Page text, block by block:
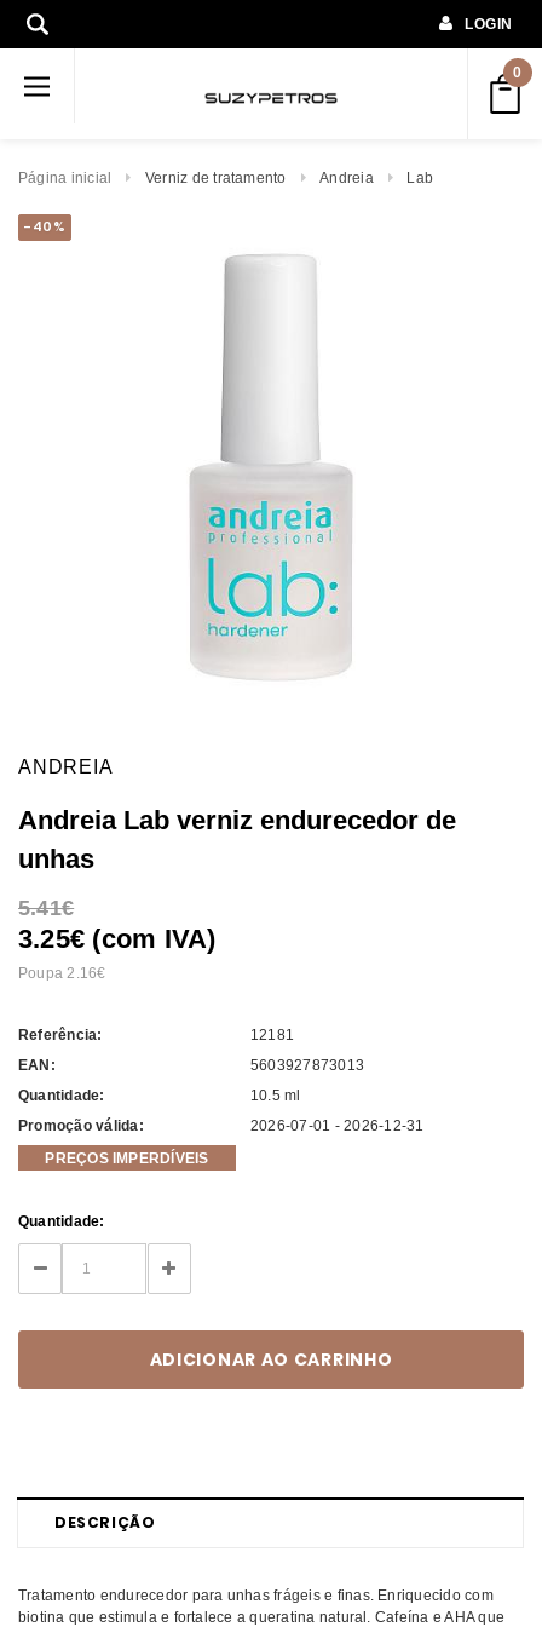
LOGIN
0
Página inicial Verniz de tratamento Andreia Lab
-40%
ANDREIA
Andreia Lab verniz endurecedor de
unhas
5.41
3.25€ (com IVA)
Poupa 2.16
Referência:
12181
EAN:
5603927873013
Quantidade:
10.5 ml
Promoção válida:
2026-07-01 - 2026-12-31
PREÇOS IMPERDÍVEIS
Current
Stock:
Quantidade:
DECREASE
QUANTITY:
INCREASE
QUANTITY:
DESCRIÇÃO
Tratamento endurecedor para unhas frágeis e finas. Enriquecido com
biotina que estimula e fortalece a queratina natural. Cafeína e AHA que